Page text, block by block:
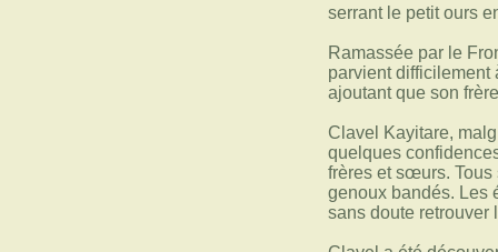
serrant le petit ours
Ramassée par le
parvient difficilement
ajoutant que son
Clavel Kayitare,
quelques
frères et sœurs. Tous
genoux bandés. Les
sans doute retrouver